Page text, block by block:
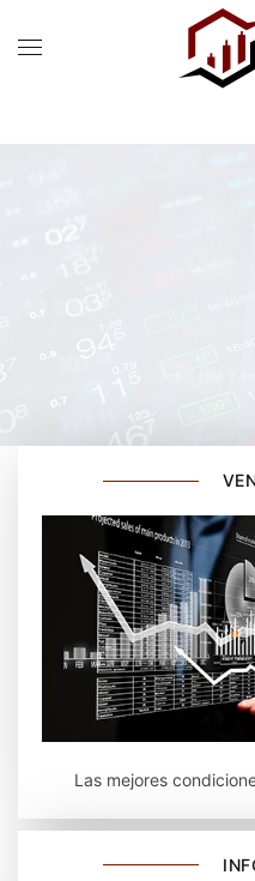
Skip to main content
Las mejores